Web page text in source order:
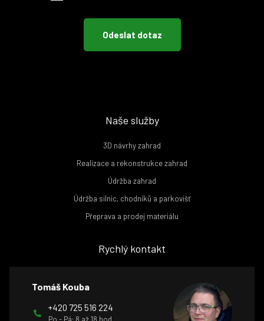
Naše služby
3D návrhy zahrad
Realizace a rekonstrukce zahrad
Údržba zahrad
Údržba silnic, chodníků a parkovišť
Přeprava a prodej materiálu
Rychlý kontakt
Tomáš Kouba
+420 725 516 224